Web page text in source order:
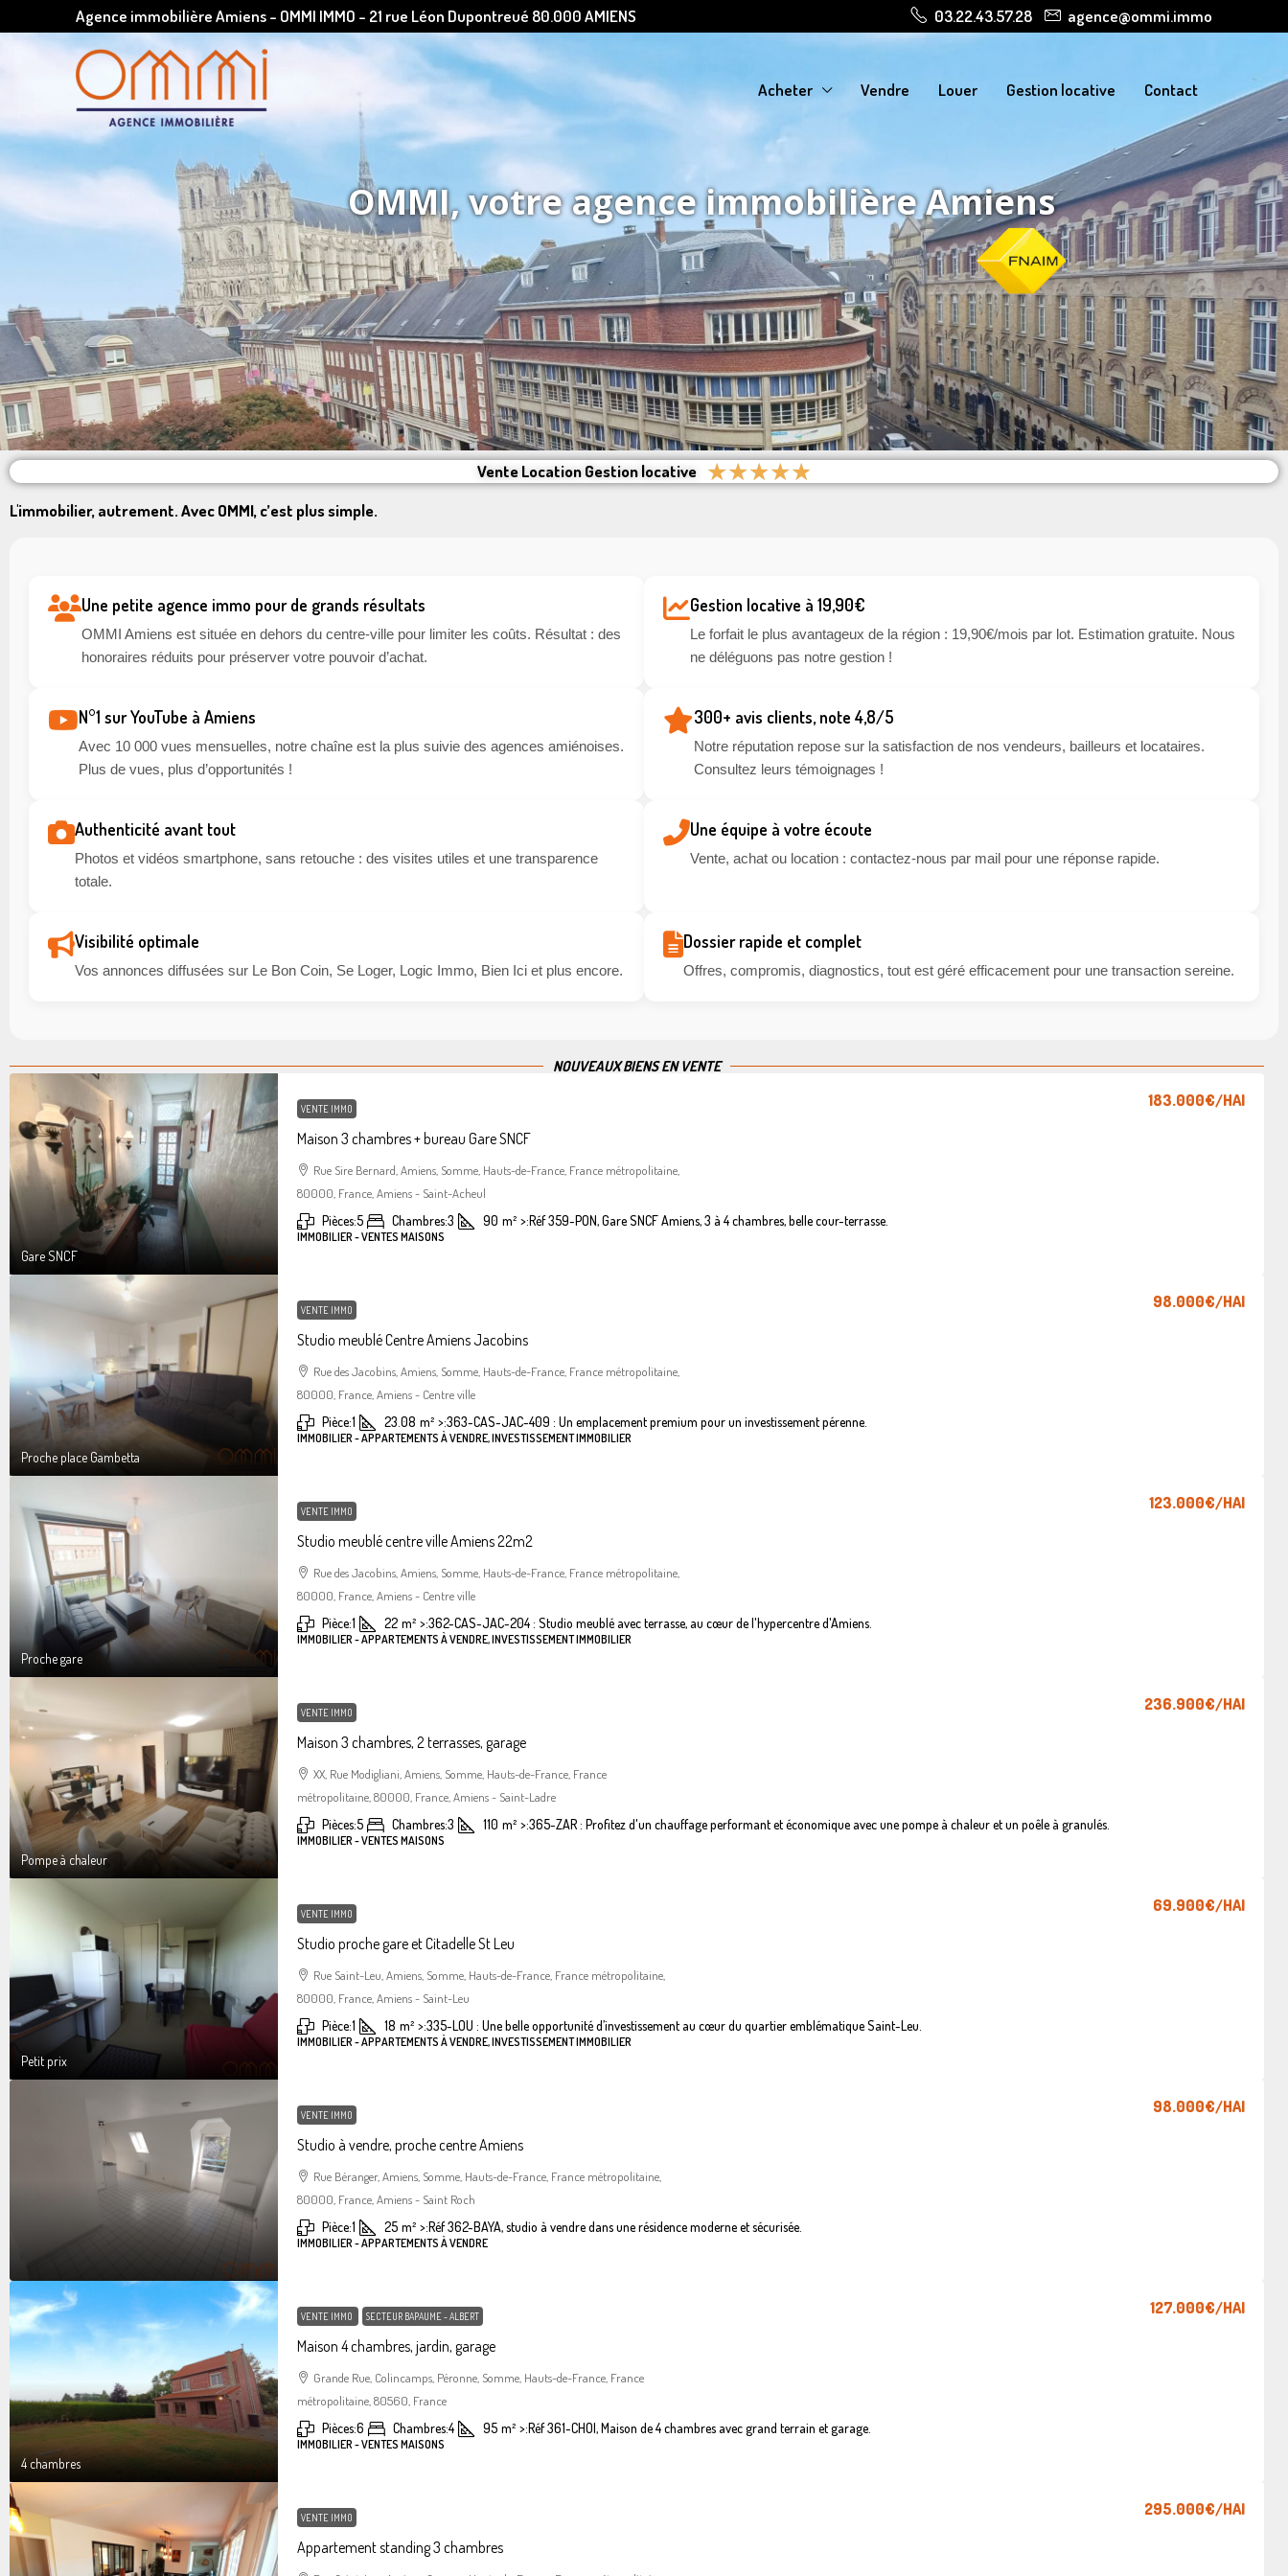
Agence immobilière Amiens - OMMI IMMO - 21 rue Léon Dupontreué 80.000 AMIENS 03.22.43.57.28 agence@ommi.immo
Acheter Vendre Louer Gestion locative Contact
OMMI, votre agence immobilière Amiens
Vente Location Gestion locative ★★★★★
L'immobilier, autrement. Avec OMMI, c’est plus simple.
Une petite agence immo pour de grands résultats
OMMI Amiens est située en dehors du centre-ville pour limiter les coûts. Résultat : des
honoraires réduits pour préserver votre pouvoir d’achat.
Gestion locative à 19,90€
Le forfait le plus avantageux de la région : 19,90€/mois par lot. Estimation gratuite. Nous
ne déléguons pas notre gestion !
N°1 sur YouTube à Amiens
Avec 10 000 vues mensuelles, notre chaîne est la plus suivie des agences amiénoises.
Plus de vues, plus d’opportunités !
300+ avis clients, note 4,8/5
Notre réputation repose sur la satisfaction de nos vendeurs, bailleurs et locataires.
Consultez leurs témoignages !
Authenticité avant tout
Photos et vidéos smartphone, sans retouche : des visites utiles et une transparence
totale.
Une équipe à votre écoute
Vente, achat ou location : contactez-nous par mail pour une réponse rapide.
Visibilité optimale
Vos annonces diffusées sur Le Bon Coin, Se Loger, Logic Immo, Bien Ici et plus encore.
Dossier rapide et complet
Offres, compromis, diagnostics, tout est géré efficacement pour une transaction sereine.
NOUVEAUX BIENS EN VENTE
Gare SNCF
VENTE IMMO
Maison 3 chambres + bureau Gare SNCF
183.000€/HAI
Rue Sire Bernard, Amiens, Somme, Hauts-de-France, France métropolitaine,
80000, France, Amiens - Saint-Acheul
Pièces:5 Chambres:3 90 m² >:Réf 359-PON, Gare SNCF Amiens, 3 à 4 chambres, belle cour-terrasse.
IMMOBILIER - VENTES MAISONS
Proche place Gambetta
VENTE IMMO
Studio meublé Centre Amiens Jacobins
98.000€/HAI
Rue des Jacobins, Amiens, Somme, Hauts-de-France, France métropolitaine,
80000, France, Amiens - Centre ville
Pièce:1 23.08 m² >:363-CAS-JAC-409 : Un emplacement premium pour un investissement pérenne.
IMMOBILIER - APPARTEMENTS À VENDRE, INVESTISSEMENT IMMOBILIER
Proche gare
VENTE IMMO
Studio meublé centre ville Amiens 22m2
123.000€/HAI
Rue des Jacobins, Amiens, Somme, Hauts-de-France, France métropolitaine,
80000, France, Amiens - Centre ville
Pièce:1 22 m² >:362-CAS-JAC-204 : Studio meublé avec terrasse, au cœur de l'hypercentre d'Amiens.
IMMOBILIER - APPARTEMENTS À VENDRE, INVESTISSEMENT IMMOBILIER
Pompe à chaleur
VENTE IMMO
Maison 3 chambres, 2 terrasses, garage
236.900€/HAI
XX, Rue Modigliani, Amiens, Somme, Hauts-de-France, France
métropolitaine, 80000, France, Amiens - Saint-Ladre
Pièces:5 Chambres:3 110 m² >:365-ZAR : Profitez d'un chauffage performant et économique avec une pompe à chaleur et un poêle à granulés.
IMMOBILIER - VENTES MAISONS
Petit prix
VENTE IMMO
Studio proche gare et Citadelle St Leu
69.900€/HAI
Rue Saint-Leu, Amiens, Somme, Hauts-de-France, France métropolitaine,
80000, France, Amiens - Saint-Leu
Pièce:1 18 m² >:335-LOU : Une belle opportunité d’investissement au cœur du quartier emblématique Saint-Leu.
IMMOBILIER - APPARTEMENTS À VENDRE, INVESTISSEMENT IMMOBILIER
VENTE IMMO
Studio à vendre, proche centre Amiens
98.000€/HAI
Rue Béranger, Amiens, Somme, Hauts-de-France, France métropolitaine,
80000, France, Amiens - Saint Roch
Pièce:1 25 m² >:Réf 362-BAYA, studio à vendre dans une résidence moderne et sécurisée.
IMMOBILIER - APPARTEMENTS À VENDRE
4 chambres
VENTE IMMO SECTEUR BAPAUME - ALBERT
Maison 4 chambres, jardin, garage
127.000€/HAI
Grande Rue, Colincamps, Péronne, Somme, Hauts-de-France, France
métropolitaine, 80560, France
Pièces:6 Chambres:4 95 m² >:Réf 361-CHOI, Maison de 4 chambres avec grand terrain et garage.
IMMOBILIER - VENTES MAISONS
VENTE IMMO
Appartement standing 3 chambres
295.000€/HAI